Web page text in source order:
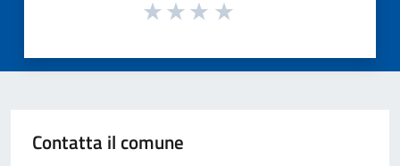
Contatta il comune